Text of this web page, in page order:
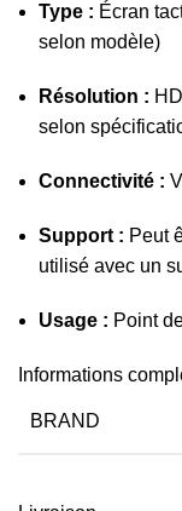
Type : Écran
selon modèle)
Résolution :
selon
Connectivité :
Support : Peut
utilisé avec un
Usage : Point
Informations
BRAND